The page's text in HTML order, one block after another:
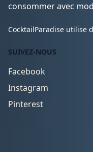
consommer avec
CocktailParadise utilise
SUIVEZ-NOUS
Facebook
Instagram
Pinterest